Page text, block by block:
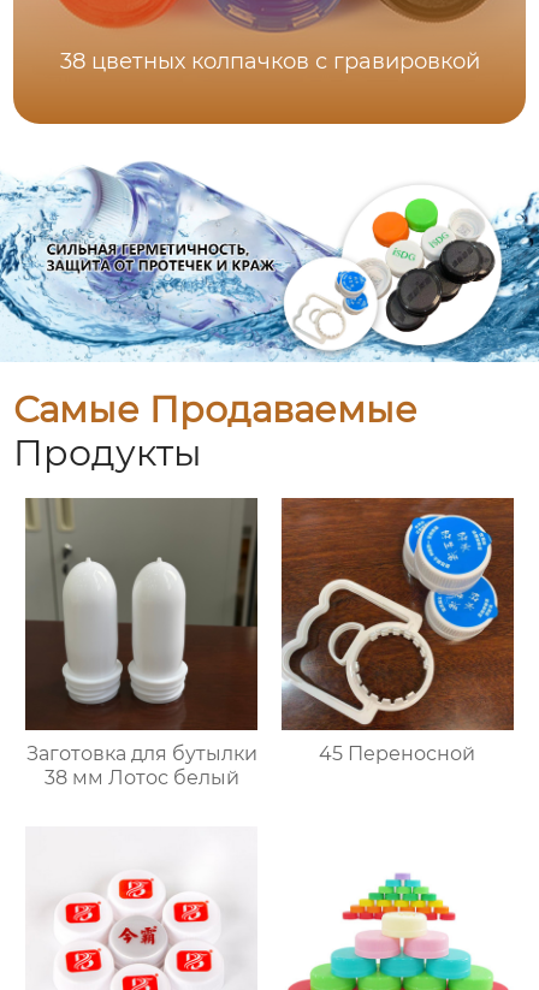
38 цветных колпачков с гравировкой
Самые Продаваемые
Продукты
Заготовка для бутылки
38 мм Лотос белый
45 Переносной